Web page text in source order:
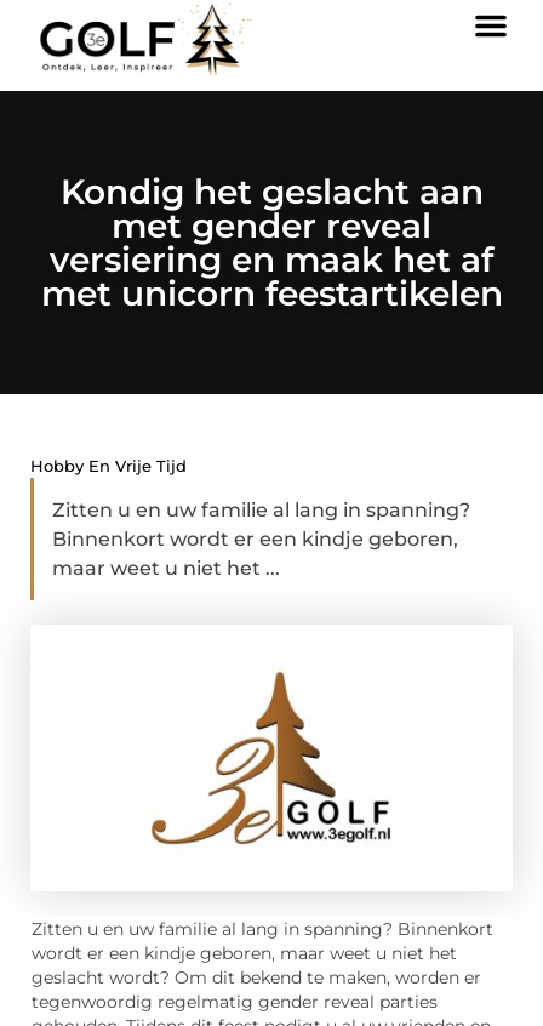
Kondig het geslacht aan
met gender reveal
versiering en maak het af
met unicorn feestartikelen
Hobby En Vrije Tijd
Zitten u en uw familie al lang in spanning?
Binnenkort wordt er een kindje geboren,
maar weet u niet het ...
Zitten u en uw familie al lang in spanning? Binnenkort
wordt er een kindje geboren, maar weet u niet het
geslacht wordt? Om dit bekend te maken, worden er
tegenwoordig regelmatig gender reveal parties